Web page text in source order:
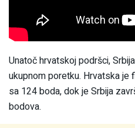
Unatoč hrvatskoj podršci,
ukupnom poretku. Hrvatska je
sa 124 boda, dok je Srbija
bodova.